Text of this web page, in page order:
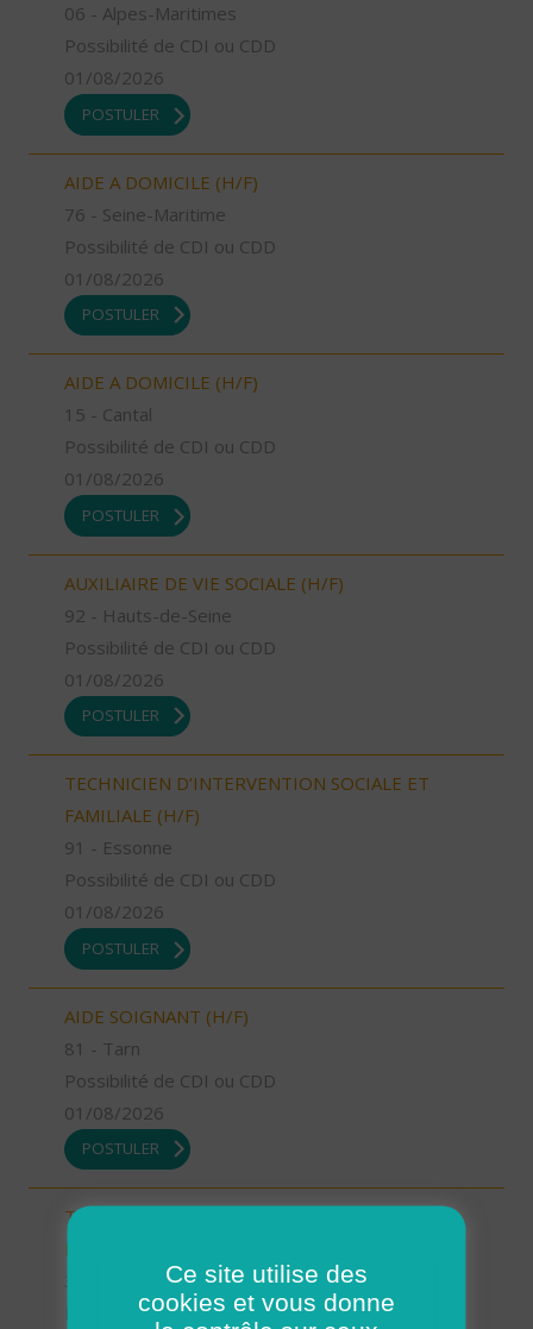
06 - Alpes-Maritimes
Possibilité de CDI ou CDD
01/08/2026
POSTULER
AIDE A DOMICILE (H/F)
76 - Seine-Maritime
Possibilité de CDI ou CDD
01/08/2026
POSTULER
AIDE A DOMICILE (H/F)
15 - Cantal
Possibilité de CDI ou CDD
01/08/2026
POSTULER
AUXILIAIRE DE VIE SOCIALE (H/F)
92 - Hauts-de-Seine
Possibilité de CDI ou CDD
01/08/2026
POSTULER
TECHNICIEN D’INTERVENTION SOCIALE ET
FAMILIALE (H/F)
91 - Essonne
Possibilité de CDI ou CDD
01/08/2026
POSTULER
AIDE SOIGNANT (H/F)
81 - Tarn
Possibilité de CDI ou CDD
01/08/2026
POSTULER
TECHNICIEN D’INTERVENTION SOCIALE ET
FAMILIALE (H/F)
31 - Haute-Garonne
Possibilité de CDI ou CDD
Ce site utilise des
cookies et vous donne